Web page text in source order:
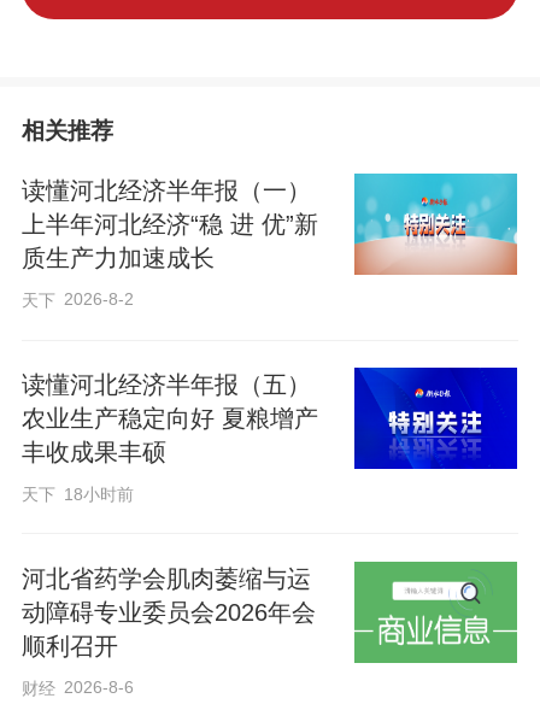
针对农业农村现代化的目标、任务和措施
录认为，“十五五”时期，我省可以依托农业
发展良好基础，紧盯既定发展目标，坚持
农业农村优先发展，在农业大省向农业强
省转变的进程中持续提档进位。
相关推荐
读懂河北经济半年报（一）
上半年河北经济“稳 进 优”新
质生产力加速成长
天下 2026-8-2
读懂河北经济半年报（五）
农业生产稳定向好 夏粮增产
丰收成果丰硕
天下 18小时前
河北省药学会肌肉萎缩与运
动障碍专业委员会2026年会
顺利召开
财经 2026-8-6